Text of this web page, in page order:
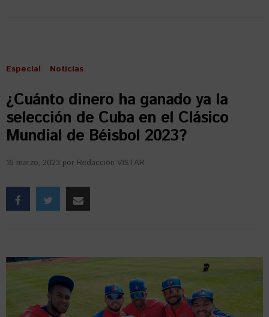
Especial Noticias
¿Cuánto dinero ha ganado ya la
selección de Cuba en el Clásico
Mundial de Béisbol 2023?
16 marzo, 2023 por Redacción VISTAR